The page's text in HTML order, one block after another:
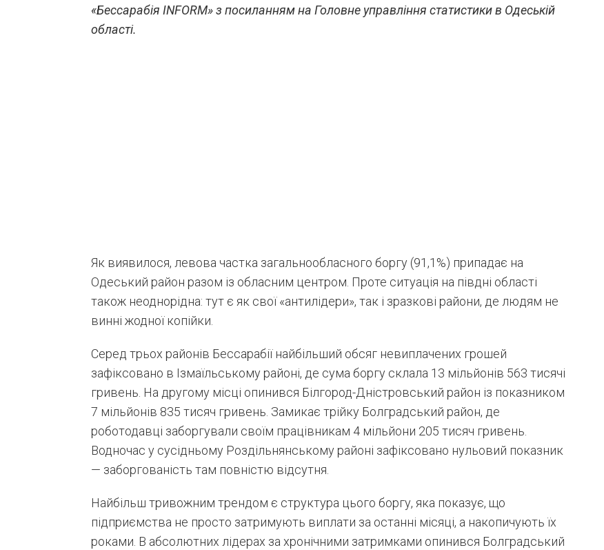
«Бессарабія INFORM» з посиланням на Головне управління статистики в Одеській
області.
Як виявилося, левова частка загальнообласного боргу (91,1%) припадає на
Одеський район разом із обласним центром. Проте ситуація на півдні області
також неоднорідна: тут є як свої «антилідери», так і зразкові райони, де людям не
винні жодної копійки.
Серед трьох районів Бессарабії найбільший обсяг невиплачених грошей
зафіксовано в Ізмаїльському районі, де сума боргу склала 13 мільйонів 563 тисячі
гривень. На другому місці опинився Білгород-Дністровський район із показником
7 мільйонів 835 тисяч гривень. Замикає трійку Болградський район, де
роботодавці заборгували своїм працівникам 4 мільйони 205 тисяч гривень.
Водночас у сусідньому Роздільнянському районі зафіксовано нульовий показник
— заборгованість там повністю відсутня.
Найбільш тривожним трендом є структура цього боргу, яка показує, що
підприємства не просто затримують виплати за останні місяці, а накопичують їх
роками. В абсолютних лідерах за хронічними затримками опинився Болградський